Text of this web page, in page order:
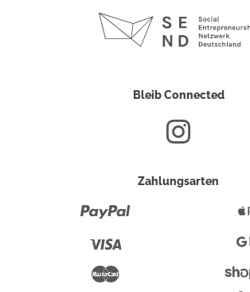
Bleib Connected
Zahlungsarten